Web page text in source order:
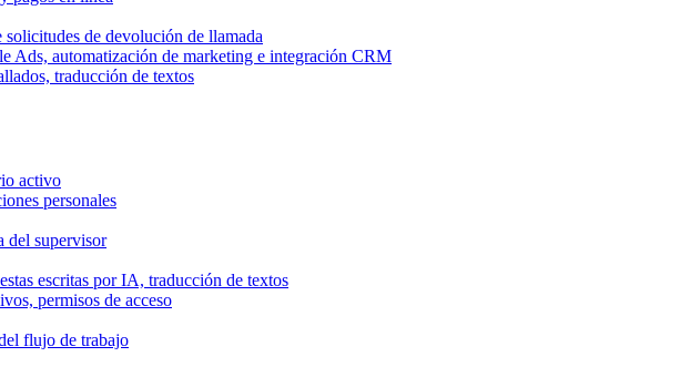
de devolución de llamada
Ads, automatización de marketing e integración CRM
traducción de textos
activo
personales
del supervisor
escritas por IA, traducción de textos
permisos de acceso
flujo de trabajo